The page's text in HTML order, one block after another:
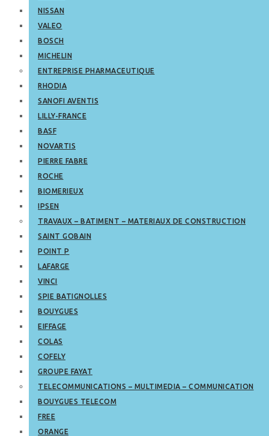
NISSAN
VALEO
BOSCH
MICHELIN
ENTREPRISE PHARMACEUTIQUE
RHODIA
SANOFI AVENTIS
LILLY-FRANCE
BASF
NOVARTIS
PIERRE FABRE
ROCHE
BIOMERIEUX
IPSEN
TRAVAUX – BATIMENT – MATERIAUX DE CONSTRUCTION
SAINT GOBAIN
POINT P
LAFARGE
VINCI
SPIE BATIGNOLLES
BOUYGUES
EIFFAGE
COLAS
COFELY
GROUPE FAYAT
TELECOMMUNICATIONS – MULTIMEDIA – COMMUNICATION
BOUYGUES TELECOM
FREE
ORANGE